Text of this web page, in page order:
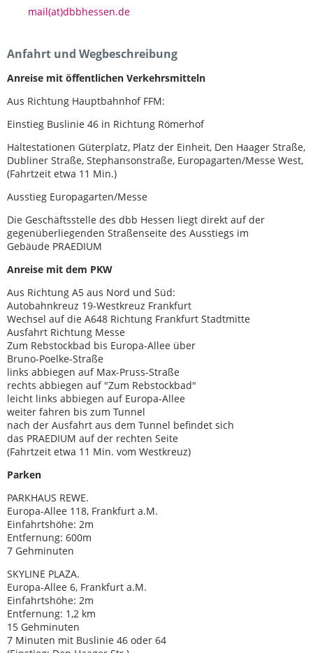
mail(at)dbbhessen.de
Anfahrt und Wegbeschreibung
Anreise mit öffentlichen Verkehrsmitteln
Aus Richtung Hauptbahnhof FFM:
Einstieg Buslinie 46 in Richtung Römerhof
Haltestationen Güterplatz, Platz der Einheit, Den Haager Straße,
Dubliner Straße, Stephansonstraße, Europagarten/Messe West,
(Fahrtzeit etwa 11 Min.)
Ausstieg Europagarten/Messe
Die Geschäftsstelle des dbb Hessen liegt direkt auf der
gegenüberliegenden Straßenseite des Ausstiegs im
Gebäude PRAEDIUM
Anreise mit dem PKW
Aus Richtung A5 aus Nord und Süd:
Autobahnkreuz 19-Westkreuz Frankfurt
Wechsel auf die A648 Richtung Frankfurt Stadtmitte
Ausfahrt Richtung Messe
Zum Rebstockbad bis Europa-Allee über
Bruno-Poelke-Straße
links abbiegen auf Max-Pruss-Straße
rechts abbiegen auf "Zum Rebstockbad"
leicht links abbiegen auf Europa-Allee
weiter fahren bis zum Tunnel
nach der Ausfahrt aus dem Tunnel befindet sich
das PRAEDIUM auf der rechten Seite
(Fahrtzeit etwa 11 Min. vom Westkreuz)
Parken
PARKHAUS REWE.
Europa-Allee 118, Frankfurt a.M.
Einfahrtshöhe: 2m
Entfernung: 600m
7 Gehminuten
SKYLINE PLAZA.
Europa-Allee 6, Frankfurt a.M.
Einfahrtshöhe: 2m
Entfernung: 1,2 km
15 Gehminuten
7 Minuten mit Buslinie 46 oder 64